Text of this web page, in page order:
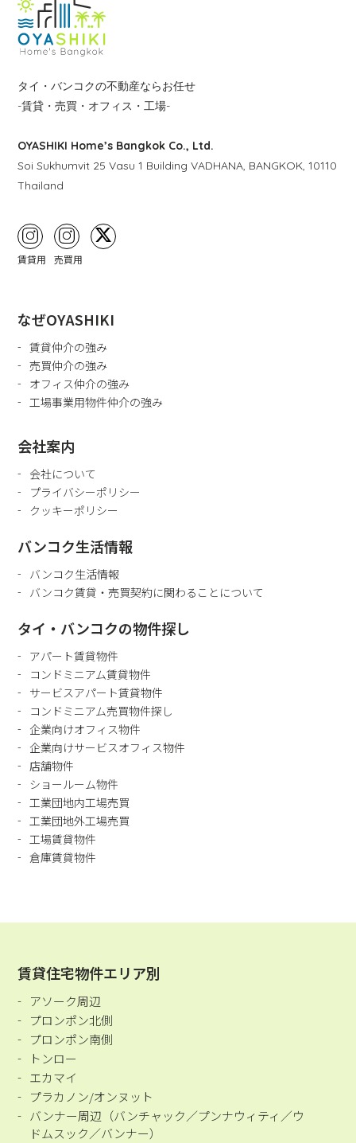
タイ・バンコクの不動産ならお任せ
-賃貸・売買・オフィス・工場-
OYASHIKI Home’s Bangkok Co., Ltd.
Soi Sukhumvit 25 Vasu 1 Building VADHANA, BANGKOK, 10110
Thailand
賃貸用 売買用
なぜOYASHIKI
賃貸仲介の強み
売買仲介の強み
オフィス仲介の強み
工場事業用物件仲介の強み
会社案内
会社について
プライバシーポリシー
クッキーポリシー
バンコク生活情報
バンコク生活情報
バンコク賃貸・売買契約に関わることについて
タイ・バンコクの物件探し
アパート賃貸物件
コンドミニアム賃貸物件
サービスアパート賃貸物件
コンドミニアム売買物件探し
企業向けオフィス物件
企業向けサービスオフィス物件
店舗物件
ショールーム物件
工業団地内工場売買
工業団地外工場売買
工場賃貸物件
倉庫賃貸物件
賃貸住宅物件エリア別
アソーク周辺
プロンポン北側
プロンポン南側
トンロー
エカマイ
プラカノン/オンヌット
バンナー周辺（バンチャック／プンナウィティ／ウ
ドムスック／バンナー）